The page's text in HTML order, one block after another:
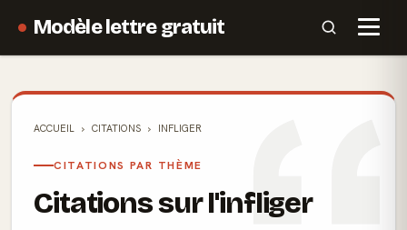
Modèle lettre gratuit
ACCUEIL CITATIONS INFLIGER
CITATIONS PAR THÈME
Citations sur l'infliger